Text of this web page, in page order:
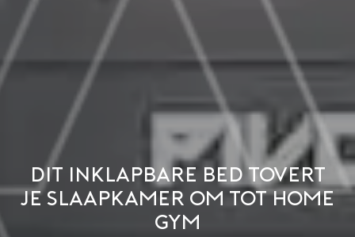
Dit inklapbare bed tovert
je slaapkamer om tot home
gym